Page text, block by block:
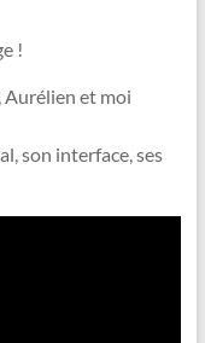
!
Aurélien et moi
son interface, ses